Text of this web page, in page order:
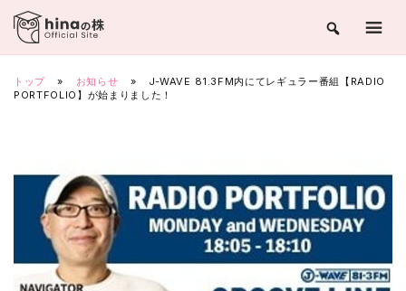
Skip
content
トップ » お知らせ »
J-WAVE 81.3FM内にてレギュラー番組【RADIO
PORTFOLIO】が始まりました！